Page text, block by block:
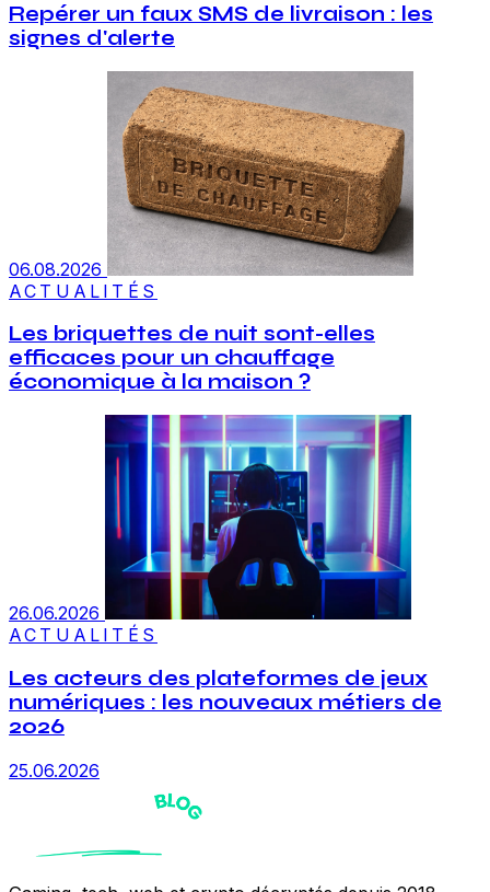
Repérer un faux SMS de livraison : les
signes d'alerte
06.08.2026
ACTUALITÉS
Les briquettes de nuit sont-elles
efficaces pour un chauffage
économique à la maison ?
26.06.2026
ACTUALITÉS
Les acteurs des plateformes de jeux
numériques : les nouveaux métiers de
2026
25.06.2026